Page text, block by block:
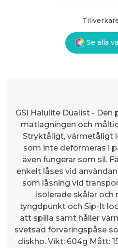
Se alla
GSI Halulite Dualist -
matlagningen och
Stryktåligt, värmetåligt
som inte deformeras i
även fungerar som sil.
enkelt låses vid
som låsning vid
isolerade skålar och
tyngdpunkt och Sip-It
att spilla samt håller
svetsad förvaringspåse
diskho. Vikt: 604g Mått: